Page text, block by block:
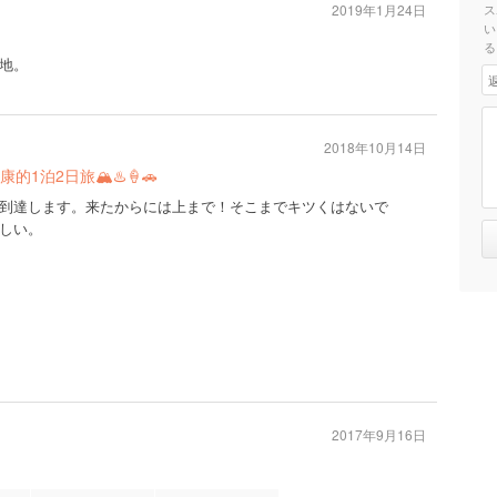
。
2019年1月24日
康的1泊2日旅🏔♨️🍦🚗
達します。来たからには上まで！そこまでキツくはないで
い。
2018年10月14日
2017年9月16日